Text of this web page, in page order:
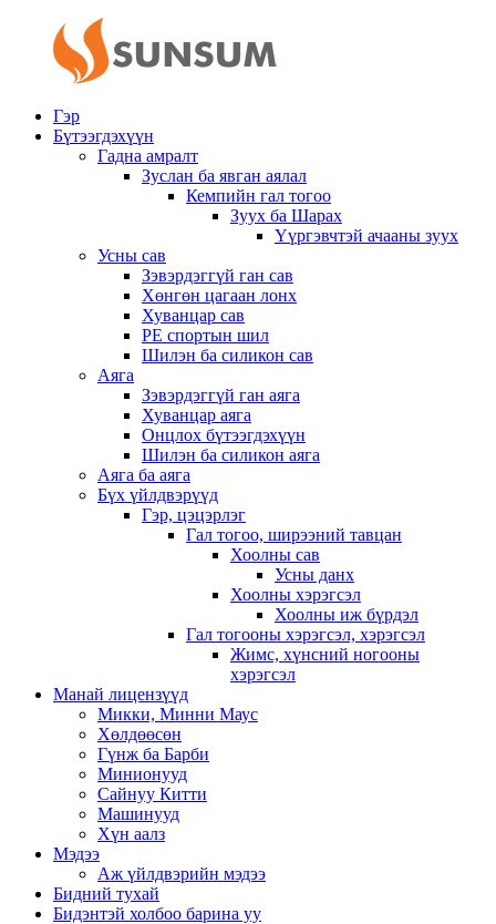
Гэр
Бүтээгдэхүүн
Гадна амралт
Зуслан ба явган аялал
Кемпийн гал тогоо
Зуух ба Шарах
Үүргэвчтэй ачааны зуух
Усны сав
Зэвэрдэггүй ган сав
Хөнгөн цагаан лонх
Хуванцар сав
PE спортын шил
Шилэн ба силикон сав
Аяга
Зэвэрдэггүй ган аяга
Хуванцар аяга
Онцлох бүтээгдэхүүн
Шилэн ба силикон аяга
Аяга ба аяга
Бүх үйлдвэрүүд
Гэр, цэцэрлэг
Гал тогоо, ширээний тавцан
Хоолны сав
Усны данх
Хоолны хэрэгсэл
Хоолны иж бүрдэл
Гал тогооны хэрэгсэл, хэрэгсэл
Жимс, хүнсний ногооны
хэрэгсэл
Манай лицензүүд
Микки, Минни Маус
Хөлдөөсөн
Гүнж ба Барби
Минионууд
Сайнуу Китти
Машинууд
Хүн аалз
Мэдээ
Аж үйлдвэрийн мэдээ
Бидний тухай
Бидэнтэй холбоо барина уу